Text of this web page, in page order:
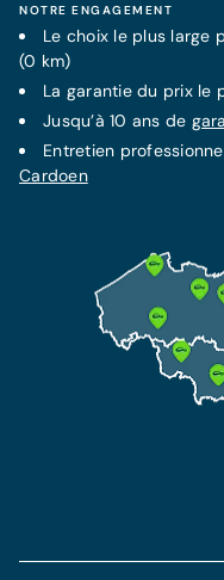
NOTRE ENGAGEMENT
Le choix le plus large
(0 km)
La garantiedu prix le
Jusqu’à 10 ans de
Entretien
Cardoen